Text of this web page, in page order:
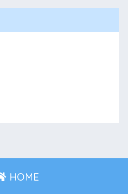
HOME